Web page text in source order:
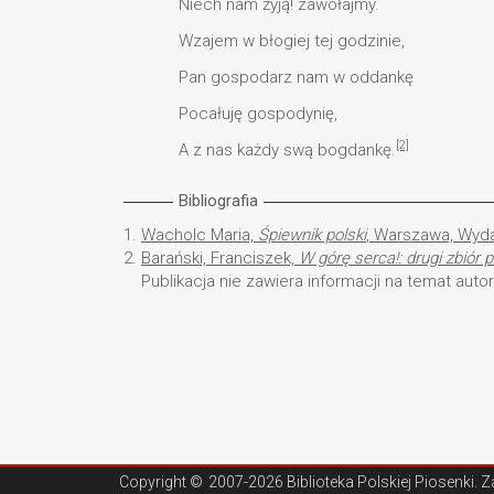
Wzajem w błogiej tej godzinie,
Pan gospodarz nam w oddankę
Pocałuję gospodynię,
A z nas każdy swą bogdankę. [2]
Bibliografia
1. Wacholc Maria, Śpiewnik polski, Warszawa,
2. Barański, Franciszek, W górę serca!: drugi zbiór
Publikacja nie zawiera informacji na temat
Copyright © 2007-2026 Biblioteka Polskiej Piosenki .